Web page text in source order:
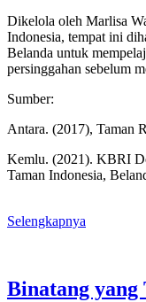
Dikelola oleh Marlisa
Indonesia, tempat ini
Belanda untuk
persinggahan sebelum
Sumber:
Antara. (2017), Taman
Kemlu. (2021). KBRI
Taman Indonesia,
Selengkapnya
Binatang yang